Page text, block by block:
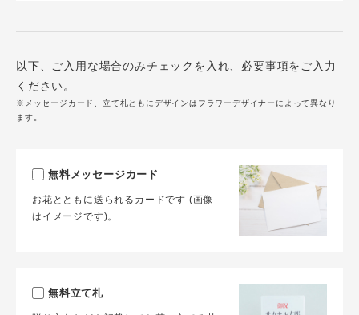
以下、ご入用な場合のみチェックを入れ、必要事項をご入力
ください。
※メッセージカード、立て札ともにデザインはフラワーデザイナーによって異なり
ます。
無料メッセージカード
お花とともに送られるカードです (画像
はイメージです)。
無料立て札